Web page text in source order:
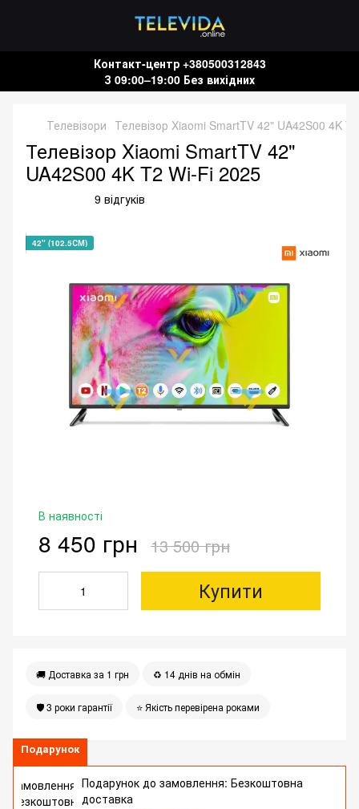
Контакт-центр +380500312843
З 09:00–19:00 Без вихідних
Телевізори Телевізор Xiaomi SmartTV 42" UA42S00 4K
Телевізор Xiaomi SmartTV 42"
UA42S00 4K T2 Wi-Fi 2025
9 відгуків
42" (102.5СМ)
В наявності
8 450 грн 13 500 грн
Купити
🚚 Доставка за 1 грн ♻️ 14 днів на обмін
🛡 3 роки гарантії ⭐️ Якість перевірена роками
Подарунок
Подарунок до замовлення: Безкоштовна
доставка